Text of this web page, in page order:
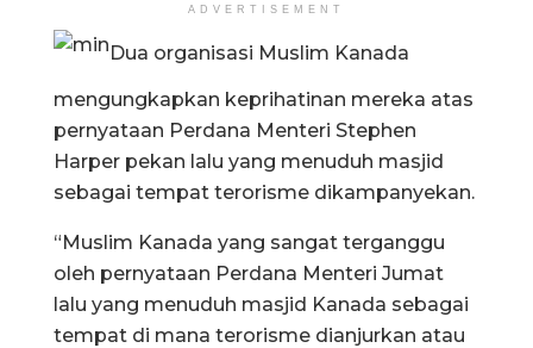
ADVERTISEMENT
Dua organisasi Muslim Kanada
mengungkapkan keprihatinan mereka atas
pernyataan Perdana Menteri Stephen
Harper pekan lalu yang menuduh masjid
sebagai tempat terorisme dikampanyekan.
“Muslim Kanada yang sangat terganggu
oleh pernyataan Perdana Menteri Jumat
lalu yang menuduh masjid Kanada sebagai
tempat di mana terorisme dianjurkan atau